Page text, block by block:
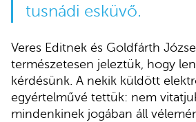
tusnádi esküvő.
Veres Editnek és Goldfárth
természetesen jeleztük, hogy
kérdésünk. A nekik küldött
egyértelművé tettük: nem
mindenkinek jogában áll